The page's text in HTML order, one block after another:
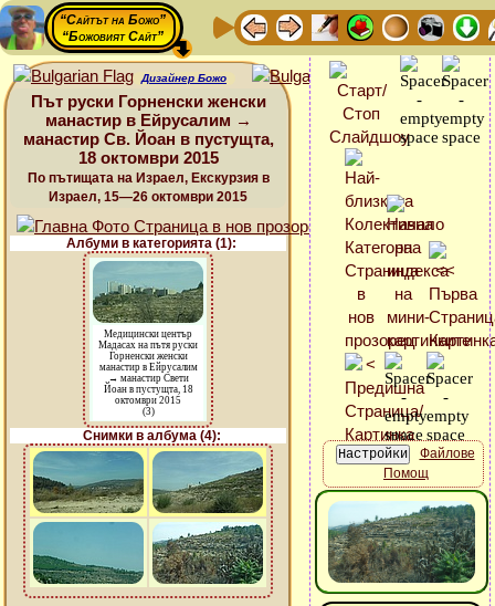
“Сайтът на Божо”
“Божовият Сайт”
Дизайнер Божо
Път руски Горненски женски
манастир в Ейрусалим →
манастир Св. Йоан в пустущта,
18 октомври 2015
По пътищата на Израел, Екскурзия в
Израел, 15—26 октомври 2015
Албуми в категорията (1):
Медицински център
Мадасах на пътя руски
Горненски женски
манастир в Ейрусалим
→ манастир Свети
Йоан в пустущта, 18
октомври 2015
(3)
Снимки в албума (4):
Файлове
Помощ